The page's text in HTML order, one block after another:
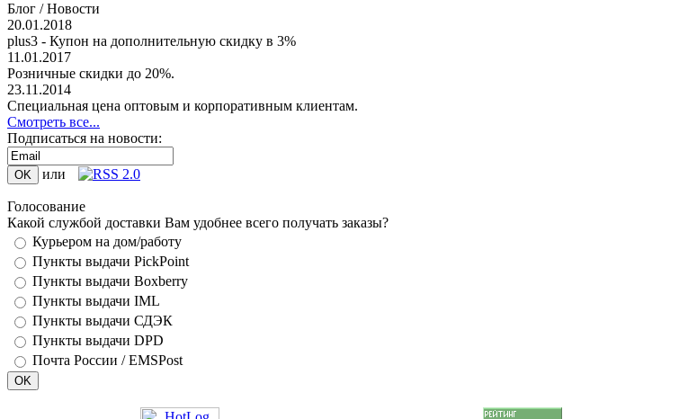
Блог / Новости
20.01.2018
plus3 - Купон на дополнительную скидку в 3%
11.01.2017
Розничные скидки до 20%.
23.11.2014
Специальная цена оптовым и корпоративным клиентам.
Смотреть все...
Подписаться на новости:
или
Голосование
Какой службой доставки Вам удобнее всего получать заказы?
Курьером на дом/работу
Пункты выдачи PickPoint
Пункты выдачи Boxberry
Пункты выдачи IML
Пункты выдачи СДЭК
Пункты выдачи DPD
Почта России / EMSPost